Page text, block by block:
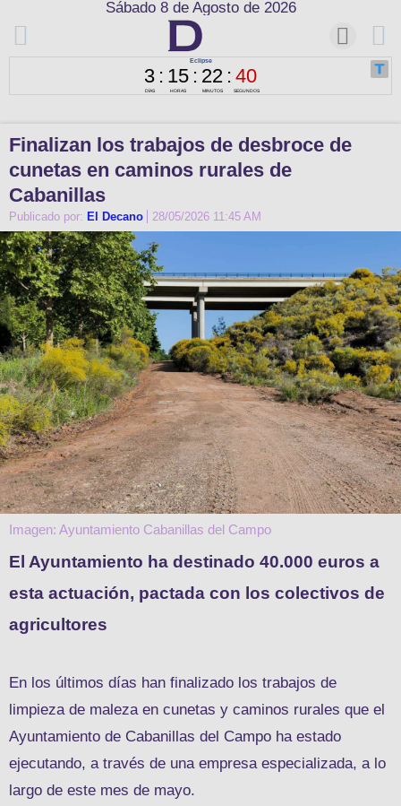
Sábado 8 de Agosto de 2026
Finalizan los trabajos de desbroce de
cunetas en caminos rurales de
Cabanillas
Publicado por: El Decano 28/05/2026 11:45 AM
Imagen: Ayuntamiento Cabanillas del Campo
El Ayuntamiento ha destinado 40.000 euros a
esta actuación, pactada con los colectivos de
agricultores
En los últimos días han finalizado los trabajos de
limpieza de maleza en cunetas y caminos rurales que el
Ayuntamiento de Cabanillas del Campo ha estado
ejecutando, a través de una empresa especializada, a lo
largo de este mes de mayo.